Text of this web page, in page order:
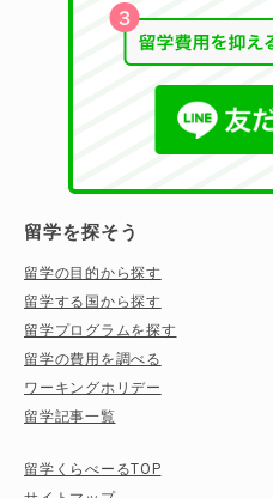
留学を探そう
留学の目的から探す
留学する国から探す
留学プログラムを探す
留学の費用を調べる
ワーキングホリデー
留学記事一覧
留学くらべーるTOP